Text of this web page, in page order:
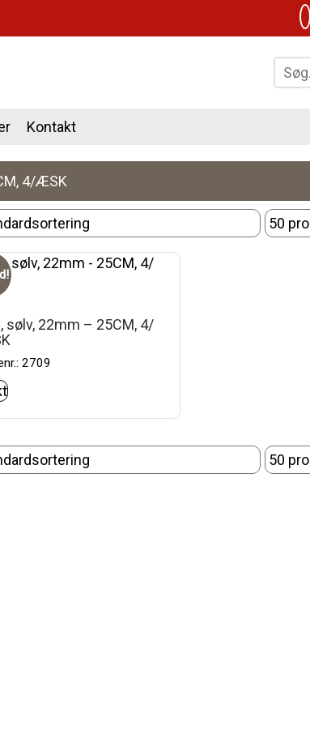
Kontakt
4/ÆSK
sølv, 22mm – 25CM, 4/
2709